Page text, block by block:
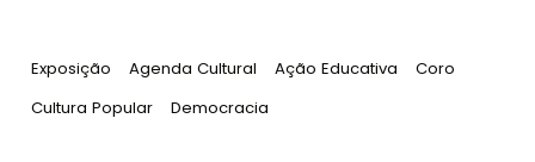
Tag:
Exposição Tag:
Agenda Cultural Tag:
Ação Educativa Tag:
Coro
Tag:
Cultura Popular Tag:
Democracia